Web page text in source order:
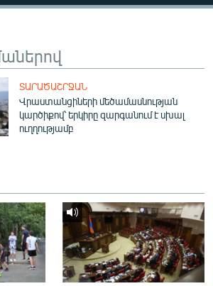
ՏԱՐԱԾԱՇՐՋԱՆ
Վրաստանցիների մեծամասնության
կարծիքով՝ երկիրը զարգանում է սխալ
ուղղությամբ